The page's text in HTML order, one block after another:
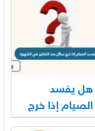
هل يفسد
الصيام إذا خرج
سائل بعد التفكير